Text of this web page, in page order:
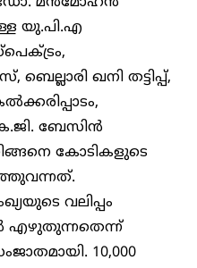
യു.പി.എ
ഖനി തട്ടിപ്പ്,
ബേസിന്‍
കോടികളുടെ
വലിപ്പം
എഴുതുന്നതെന്ന്
10,000